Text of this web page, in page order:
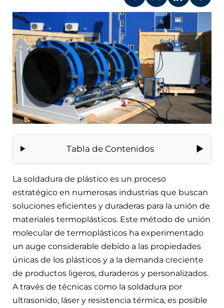
Tabla de Contenidos
La soldadura de plástico es un proceso
estratégico en numerosas industrias que buscan
soluciones eficientes y duraderas para la unión de
materiales termoplásticos. Este método de unión
molecular de termoplásticos ha experimentado
un auge considerable debido a las propiedades
únicas de los plásticos y a la demanda creciente
de productos ligeros, duraderos y personalizados.
A través de técnicas como la soldadura por
ultrasonido, láser y resistencia térmica, es posible